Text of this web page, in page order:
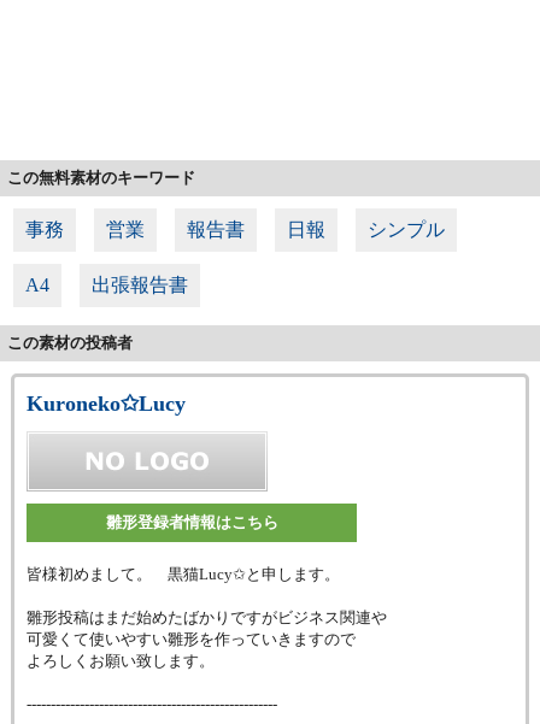
この無料素材のキーワード
事務 営業 報告書 日報 シンプル
A4 出張報告書
この素材の投稿者
Kuroneko✩Lucy
雛形登録者情報はこちら
皆様初めまして。 黒猫Lucy✩と申します。
雛形投稿はまだ始めたばかりですがビジネス関連や
可愛くて使いやすい雛形を作っていきますので
よろしくお願い致します。
----------------------------------------------------